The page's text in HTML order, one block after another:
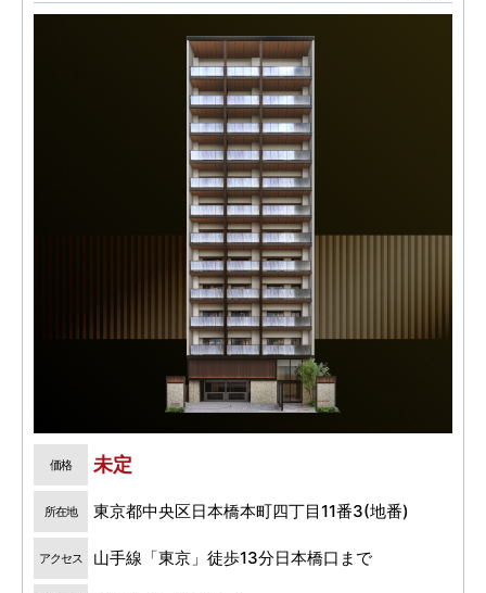
価格 未定
所在地 東京都中央区日本橋本町四丁目11番3(地番)
アクセス 山手線「東京」徒歩13分日本橋口まで